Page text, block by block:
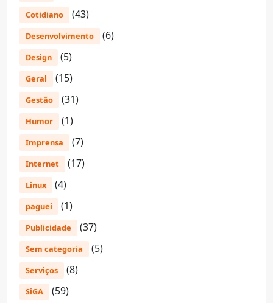
Cotidiano (43)
Desenvolvimento (6)
Design (5)
Geral (15)
Gestão (31)
Humor (1)
Imprensa (7)
Internet (17)
Linux (4)
paguei (1)
Publicidade (37)
Sem categoria (5)
Serviços (8)
SiGA (59)